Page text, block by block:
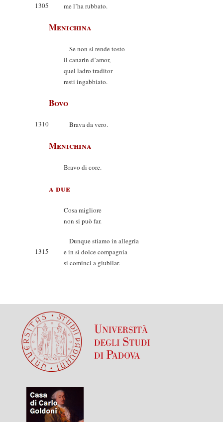
1305
me l’ha rubbato.
Menichina
Se non si rende tosto
il canarin d’amor,
quel ladro traditor
resti ingabbiato.
Bovo
1310 Brava da vero.
Menichina
Bravo di core.
a due
Cosa migliore
non si può far.
Dunque stiamo in allegria
1315
e in sì dolce compagnia
si cominci a giubilar.